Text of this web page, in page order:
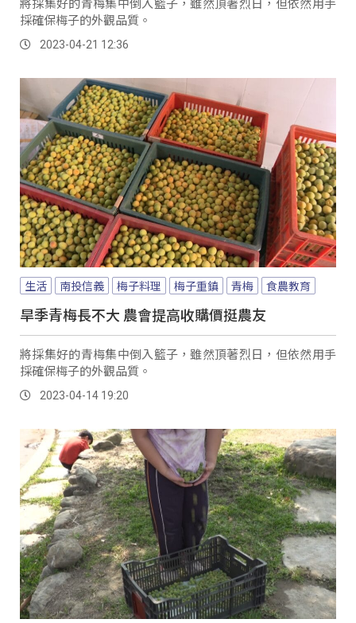
採確保梅子的外觀品質。
2023-04-21 12:36
生活 南投信義 梅子料理 梅子重鎮 青梅 食農教育
旱季青梅長不大 農會提高收購價挺農友
將採集好的青梅集中倒入籃子，雖然頂著烈日，但依然用手
採確保梅子的外觀品質。
2023-04-14 19:20